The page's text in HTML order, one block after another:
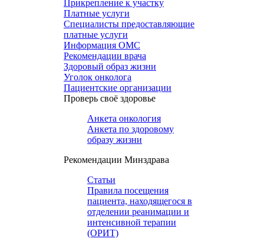
Прикрепление к участку
Платные услуги
Специалисты предоставляющие
платные услуги
Информация ОМС
Рекомендации врача
Здоровый образ жизни
Уголок онколога
Пациентские организации
Проверь своё здоровье
Анкета онкология
Анкета по здоровому
образу жизни
Рекомендации Минздрава
Статьи
Правила посещения
пациента, находящегося в
отделении реанимации и
интенсивной терапии
(ОРИТ)